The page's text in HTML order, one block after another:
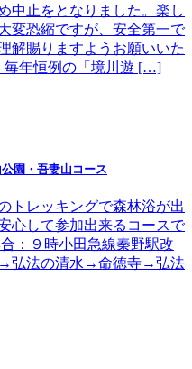
中止をとなりました。楽し
変恐縮ですが、安全第一で
解賜りますようお願いいた
毎年恒例の「境川遊 […]
園・吾妻山コース
トレッキングで森林浴が出
心して参加出来るコースで
：９時小田急線秦野駅改
弘法の清水→命徳寺→弘法